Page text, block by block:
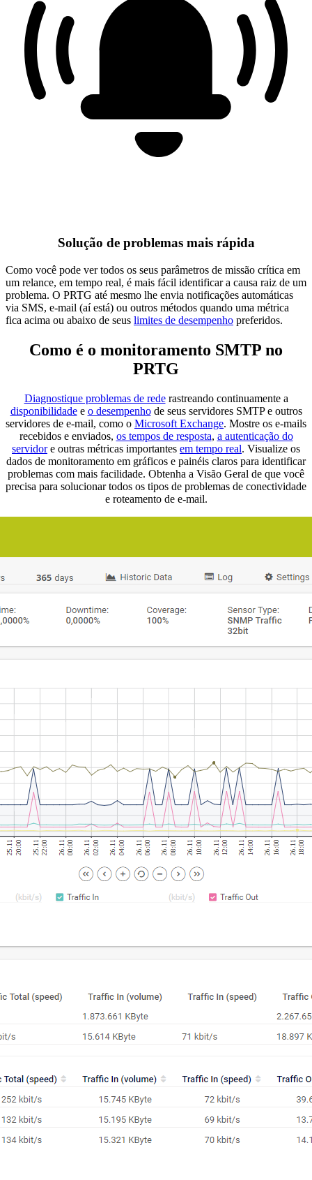
Solução de problemas mais rápida
Como você pode ver todos os seus parâmetros de missão crítica em
um relance, em tempo real, é mais fácil identificar a causa raiz de um
problema. O PRTG até mesmo lhe envia notificações automáticas
via SMS, e-mail (aí está) ou outros métodos quando uma métrica
fica acima ou abaixo de seus limites de desempenho preferidos.
Como é o monitoramento SMTP no
PRTG
Diagnostique problemas de rederastreando continuamente a
disponibilidadee o desempenhode seus servidores SMTP e outros
servidores de e-mail, como o Microsoft Exchange. Mostre os e-mails
recebidos e enviados, os tempos de resposta, a autenticação do
servidore outras métricas importantes em tempo real. Visualize os
dados de monitoramento em gráficos e painéis claros para identificar
problemas com mais facilidade. Obtenha a Visão Geral de que você
precisa para solucionar todos os tipos de problemas de conectividade
e roteamento de e-mail.